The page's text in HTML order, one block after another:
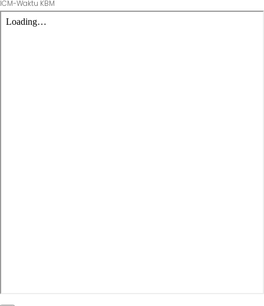
ICM-Waktu KBM